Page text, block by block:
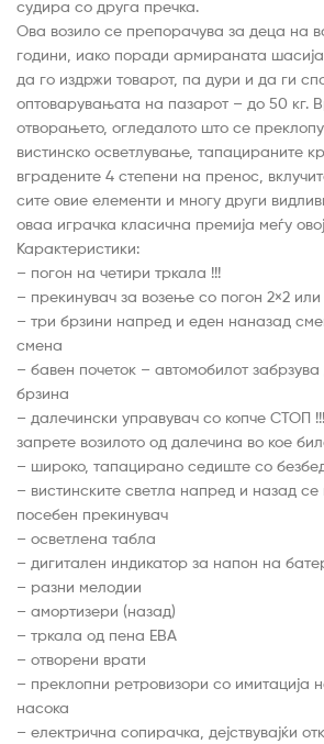
судира со друга пречка.
Ова возило се препорачува за деца на
години, иако поради армираната
да го издржи товарот, па дури и да ги
оптоварувањата на пазарот – до 50 кг.
отворањето, огледалото што се
вистинско осветлување, тапацираните
вградените 4 степени на пренос,
сите овие елементи и многу други
оваа играчка класична премија меѓу
Карактеристики:
– погон на четири тркала !!!
– прекинувач за возење со погон 2×2 или
– три брзини напред и еден наназад
смена
– бавен почеток – автомобилот
брзина
– далечински управувач со копче СТОП
запрете возилото од далечина во кое
– широко, тапацирано седиште со
– вистинските светла напред и назад се
посебен прекинувач
– осветлена табла
– дигитален индикатор за напон на
– разни мелодии
– амортизери (назад)
– тркала од пена ЕВА
– отворени врати
– преклопни ретровизори со имитација
насока
– електрична сопирачка, дејствувајќи